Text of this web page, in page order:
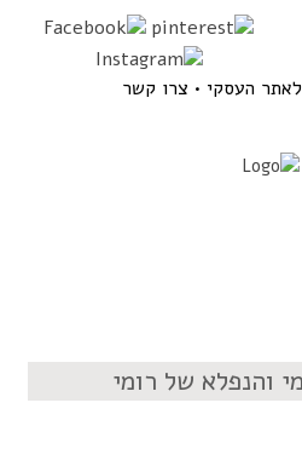
לאתר העסקי צרו קשר
והנפלא של רומי